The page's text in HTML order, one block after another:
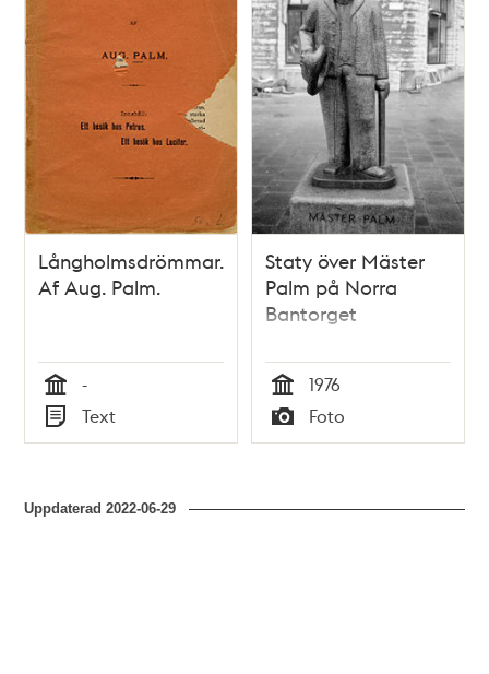
Långholmsdrömmar.
Af Aug. Palm.
Tid
-
Typ
Text
Staty över Mäster
Palm på Norra
Bantorget
Tid
1976
Typ
Foto
Uppdaterad2022-06-29